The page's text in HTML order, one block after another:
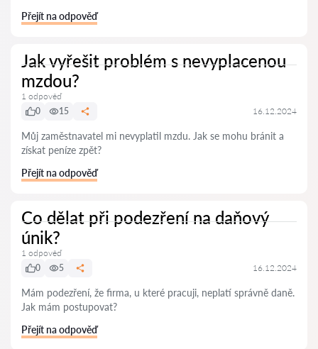
Přejít na odpověď
Jak vyřešit problém s nevyplacenou
mzdou?
1 odpověď
0
15 16.12.2024
Můj zaměstnavatel mi nevyplatil mzdu. Jak se mohu bránit a
získat peníze zpět?
Přejít na odpověď
Co dělat při podezření na daňový
únik?
1 odpověď
0
5 16.12.2024
Mám podezření, že firma, u které pracuji, neplatí správně daně.
Jak mám postupovat?
Přejít na odpověď